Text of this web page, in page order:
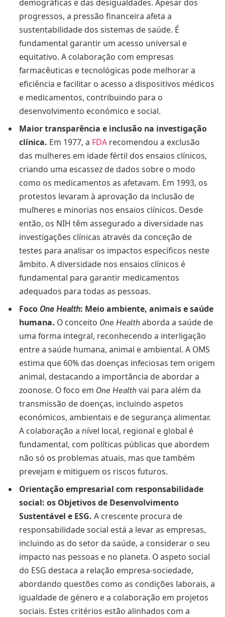
demográficas e das desigualdades. Apesar dos
progressos, a pressão financeira afeta a
sustentabilidade dos sistemas de saúde. É
fundamental garantir um acesso universal e
equitativo. A colaboração com empresas
farmacêuticas e tecnológicas pode melhorar a
eficiência e facilitar o acesso a dispositivos médicos
e medicamentos, contribuindo para o
desenvolvimento económico e social.
Maior transparência e inclusão na investigação
clínica. Em 1977, a FDA recomendou a exclusão
das mulheres em idade fértil dos ensaios clínicos,
criando uma escassez de dados sobre o modo
como os medicamentos as afetavam. Em 1993, os
protestos levaram à aprovação da inclusão de
mulheres e minorias nos ensaios clínicos. Desde
então, os NIH têm assegurado a diversidade nas
investigações clínicas através da conceção de
testes para analisar os impactos específicos neste
âmbito. A diversidade nos ensaios clínicos é
fundamental para garantir medicamentos
adequados para todas as pessoas.
Foco One Health: Meio ambiente, animais e saúde
humana. O conceito One Health aborda a saúde de
uma forma integral, reconhecendo a interligação
entre a saúde humana, animal e ambiental. A OMS
estima que 60% das doenças infeciosas tem origem
animal, destacando a importância de abordar a
zoonose. O foco em One Health vai para além da
transmissão de doenças, incluindo aspetos
económicos, ambientais e de segurança alimentar.
A colaboração a nível local, regional e global é
fundamental, com políticas públicas que abordem
não só os problemas atuais, mas que também
prevejam e mitiguem os riscos futuros.
Orientação empresarial com responsabilidade
social: os Objetivos de Desenvolvimento
Sustentável e ESG. A crescente procura de
responsabilidade social está a levar as empresas,
incluindo as do setor da saúde, a considerar o seu
impacto nas pessoas e no planeta. O aspeto social
do ESG destaca a relação empresa-sociedade,
abordando questões como as condições laborais, a
igualdade de género e a colaboração em projetos
sociais. Estes critérios estão alinhados com a